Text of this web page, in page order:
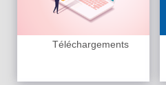
Téléchargements